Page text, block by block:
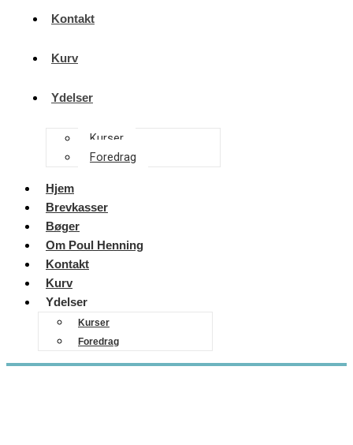
Kontakt
Kurv
Ydelser
Kurser
Foredrag
Hjem
Brevkasser
Bøger
Om Poul Henning
Kontakt
Kurv
Ydelser
Kurser
Foredrag